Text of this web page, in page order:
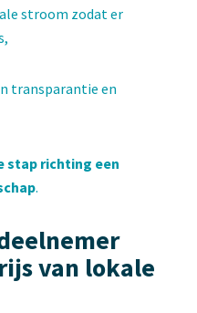
stroom zodat er
transparantie en
stap richting een
.
van lokale